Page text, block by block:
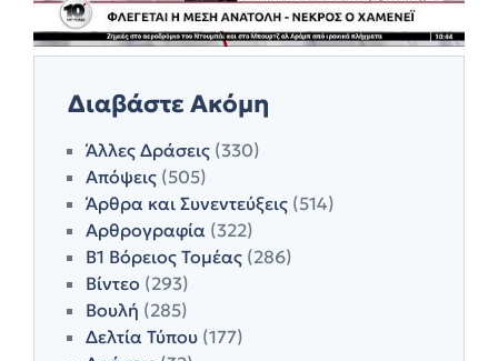
Διαβάστε Ακόμη
Άλλες Δράσεις (330)
Απόψεις (505)
Άρθρα και Συνεντεύξεις (514)
Αρθρογραφία (322)
Β1 Βόρειος Τομέας (286)
Βίντεο (293)
Βουλή (285)
Δελτία Τύπου (177)